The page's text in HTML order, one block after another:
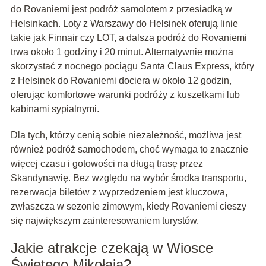
do Rovaniemi jest podróż samolotem z przesiadką w
Helsinkach. Loty z Warszawy do Helsinek oferują linie
takie jak Finnair czy LOT, a dalsza podróż do Rovaniemi
trwa około 1 godziny i 20 minut. Alternatywnie można
skorzystać z nocnego pociągu Santa Claus Express, który
z Helsinek do Rovaniemi dociera w około 12 godzin,
oferując komfortowe warunki podróży z kuszetkami lub
kabinami sypialnymi.
Dla tych, którzy cenią sobie niezależność, możliwa jest
również podróż samochodem, choć wymaga to znacznie
więcej czasu i gotowości na długą trasę przez
Skandynawię. Bez względu na wybór środka transportu,
rezerwacja biletów z wyprzedzeniem jest kluczowa,
zwłaszcza w sezonie zimowym, kiedy Rovaniemi cieszy
się największym zainteresowaniem turystów.
Jakie atrakcje czekają w Wiosce